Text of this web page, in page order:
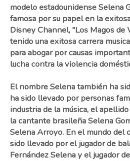
modelo estadounidense Selena
famosa por su papel en la
Disney Channel, "Los Magos de
tenido una exitosa carrera
para abogar por causas
lucha contra la violencia
El nombre Selena también ha
ha sido llevado por personas
industria de la música, el
la cantante brasileña Selena
Selena Arroyo. En el mundo del
sido llevado por el jugador de
Fernández Selena y el jugador